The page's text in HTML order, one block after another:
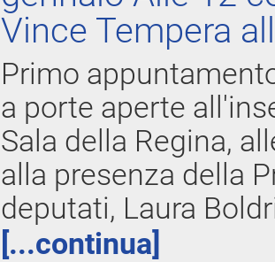
Vince Tempera
Primo
a porte aperte
Sala della Regina,
alla presenza della
deputati, Laura
[...continua]